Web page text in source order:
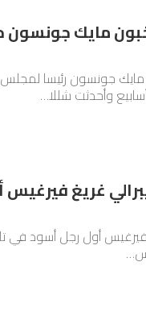
مايك
مايك جونسون رئيسا لمجلس
وأحدثت شللا…
غريغ
فيرغيس أول رجل أسود في